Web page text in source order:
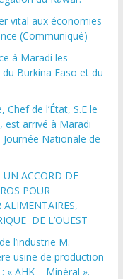
vital aux économies
(Communiqué)
à Maradi les
Burkina Faso et du
de l’État, S.E le
est arrivé à Maradi
Nationale de
ACCORD DE
POUR
ALIMENTAIRES,
DE L’OUEST
l’industrie M.
usine de production
« AHK – Minéral ».